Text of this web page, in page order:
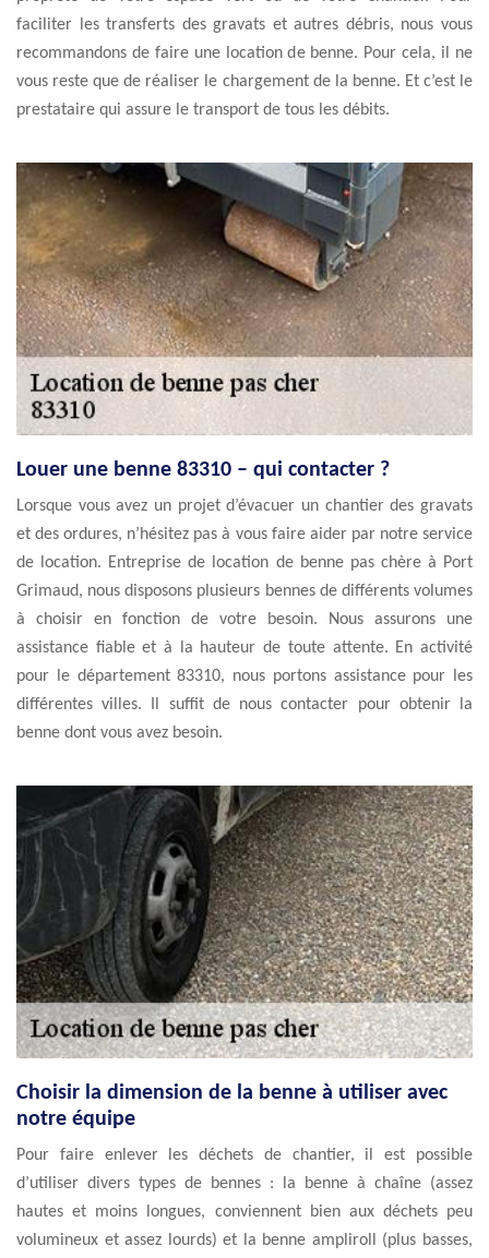
faciliter les transferts des gravats et autres débris, nous vous
recommandons de faire une location de benne. Pour cela, il ne
vous reste que de réaliser le chargement de la benne. Et c’est le
prestataire qui assure le transport de tous les débits.
Louer une benne 83310 – qui contacter ?
Lorsque vous avez un projet d’évacuer un chantier des gravats
et des ordures, n’hésitez pas à vous faire aider par notre service
de location. Entreprise de location de benne pas chère à Port
Grimaud, nous disposons plusieurs bennes de différents volumes
à choisir en fonction de votre besoin. Nous assurons une
assistance fiable et à la hauteur de toute attente. En activité
pour le département 83310, nous portons assistance pour les
différentes villes. Il suffit de nous contacter pour obtenir la
benne dont vous avez besoin.
Choisir la dimension de la benne à utiliser avec
notre équipe
Pour faire enlever les déchets de chantier, il est possible
d’utiliser divers types de bennes : la benne à chaîne (assez
hautes et moins longues, conviennent bien aux déchets peu
volumineux et assez lourds) et la benne ampliroll (plus basses,